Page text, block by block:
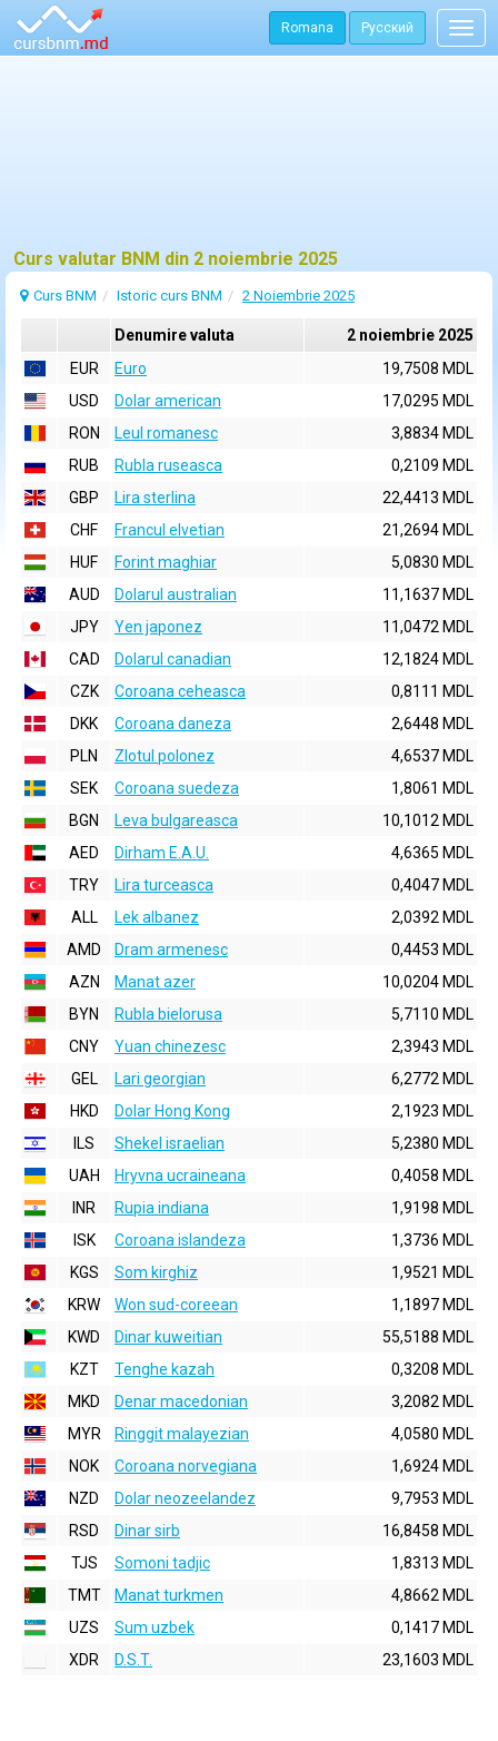
Romana Русский
Curs valutar BNM din 2 noiembrie 2025
Curs BNM Istoric curs BNM 2 Noiembrie 2025
Denumire valuta
2 noiembrie 2025
EUR
Euro
19,7508 MDL
USD
Dolar american
17,0295 MDL
RON
Leul romanesc
3,8834 MDL
RUB
Rubla ruseasca
0,2109 MDL
GBP
Lira sterlina
22,4413 MDL
CHF
Francul elvetian
21,2694 MDL
HUF
Forint maghiar
5,0830 MDL
AUD
Dolarul australian
11,1637 MDL
JPY
Yen japonez
11,0472 MDL
CAD
Dolarul canadian
12,1824 MDL
CZK
Coroana ceheasca
0,8111 MDL
DKK
Coroana daneza
2,6448 MDL
PLN
Zlotul polonez
4,6537 MDL
SEK
Coroana suedeza
1,8061 MDL
BGN
Leva bulgareasca
10,1012 MDL
AED
Dirham E.A.U.
4,6365 MDL
TRY
Lira turceasca
0,4047 MDL
ALL
Lek albanez
2,0392 MDL
AMD
Dram armenesc
0,4453 MDL
AZN
Manat azer
10,0204 MDL
BYN
Rubla bielorusa
5,7110 MDL
CNY
Yuan chinezesc
2,3943 MDL
GEL
Lari georgian
6,2772 MDL
HKD
Dolar Hong Kong
2,1923 MDL
ILS
Shekel israelian
5,2380 MDL
UAH
Hryvna ucraineana
0,4058 MDL
INR
Rupia indiana
1,9198 MDL
ISK
Coroana islandeza
1,3736 MDL
KGS
Som kirghiz
1,9521 MDL
KRW
Won sud-coreean
1,1897 MDL
KWD
Dinar kuweitian
55,5188 MDL
KZT
Tenghe kazah
0,3208 MDL
MKD
Denar macedonian
3,2082 MDL
MYR
Ringgit malayezian
4,0580 MDL
NOK
Coroana norvegiana
1,6924 MDL
NZD
Dolar neozeelandez
9,7953 MDL
RSD
Dinar sirb
16,8458 MDL
TJS
Somoni tadjic
1,8313 MDL
TMT
Manat turkmen
4,8662 MDL
UZS
Sum uzbek
0,1417 MDL
XDR
D.S.T. 23,1603 MDL